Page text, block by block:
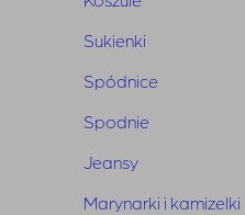
Sukienki
Spódnice
Spodnie
Jeansy
Marynarki i kamizelki
przez Mateusz Walner